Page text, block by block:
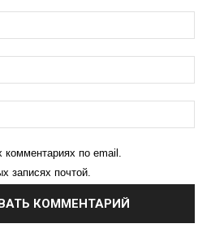
по email.
записях почтой.